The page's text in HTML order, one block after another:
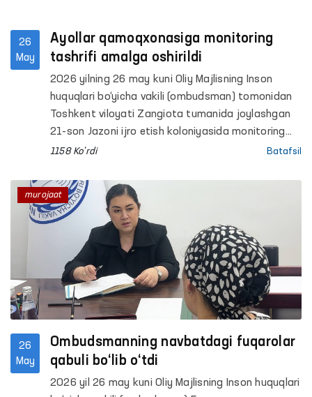
26
May
Ayollar qamoqxonasiga monitoring
tashrifi amalga oshirildi
2026 yilning 26 may kuni Oliy Majlisning Inson
huquqlari bo‘yicha vakili (ombudsman) tomonidan
Toshkent viloyati Zangiota tumanida joylashgan
21-son Jazoni ijro etish koloniyasida monitoring
tashrifi o‘tkazildi.
1158 Ko'rdi Batafsil
26
May
Ombudsmanning navbatdagi fuqarolar
qabuli bo‘lib o‘tdi
2026 yil 26 may kuni Oliy Majlisning Inson huquqlari
murojaat